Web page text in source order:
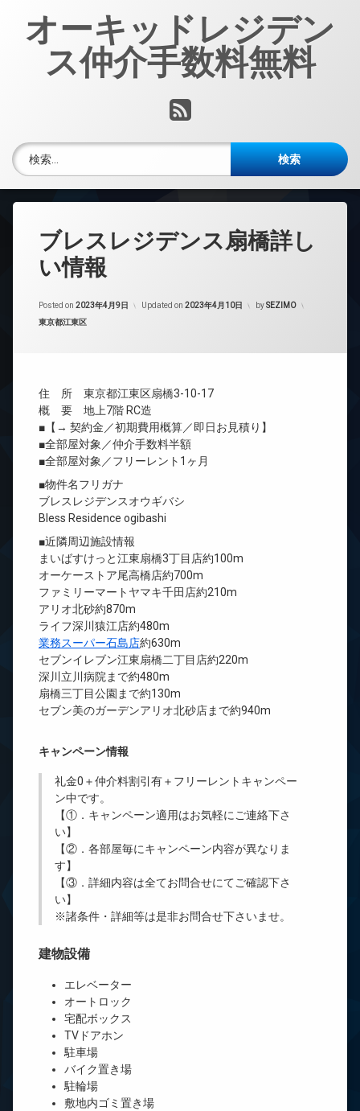
オーキッドレジデン
ス仲介手数料無料
RSS
検索:
ブレスレジデンス扇橋詳し
い情報
Posted on 2023年4月9日 Updated on 2023年4月10日 bySEZIMO
カテゴリー:
東京都江東区
住 所 東京都江東区扇橋3-10-17
概 要 地上7階 RC造
■【→ 契約金／初期費用概算／即日お見積り】
■全部屋対象／仲介手数料半額
■全部屋対象／フリーレント1ヶ月
■物件名フリガナ
ブレスレジデンスオウギバシ
Bless Residence ogibashi
■近隣周辺施設情報
まいばすけっと江東扇橋3丁目店約100m
オーケーストア尾高橋店約700m
ファミリーマートヤマキ千田店約210m
アリオ北砂約870m
ライフ深川猿江店約480m
業務スーパー石島店約630m
セブンイレブン江東扇橋二丁目店約220m
深川立川病院まで約480m
扇橋三丁目公園まで約130m
セブン美のガーデンアリオ北砂店まで約940m
キャンペーン情報
礼金0 ＋仲介料割引有＋ フリーレント キャンペー
ン中です。
【①．キャンペーン適用はお気軽にご連絡下さ
い】
【②．各部屋毎にキャンペーン内容が異なりま
す】
【③．詳細内容は全てお問合せにてご確認下さ
い】
※諸条件・詳細等は是非お問合せ下さいませ。
建物設備
エレベーター
オートロック
宅配ボックス
TVドアホン
駐車場
バイク置き場
駐輪場
敷地内ゴミ置き場